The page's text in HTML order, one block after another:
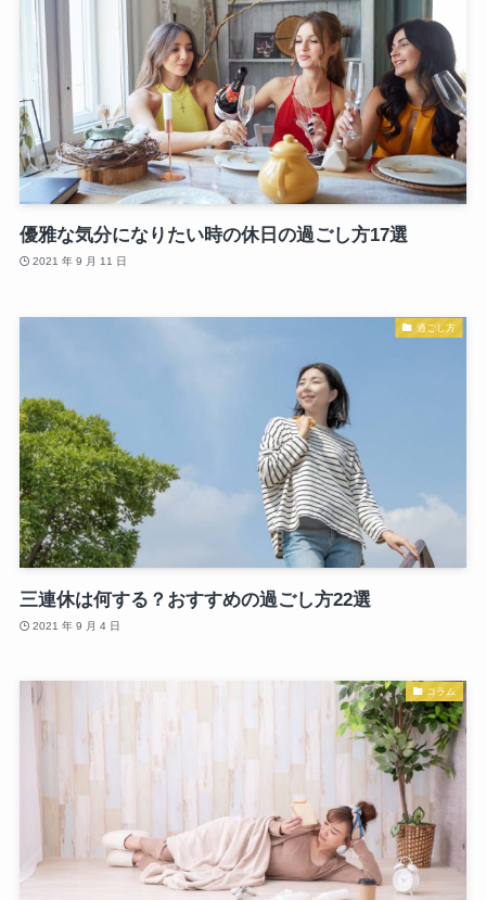
優雅な気分になりたい時の休日の過ごし方17選
2021 年 9 月 11 日
過ごし方
三連休は何する？おすすめの過ごし方22選
2021 年 9 月 4 日
コラム